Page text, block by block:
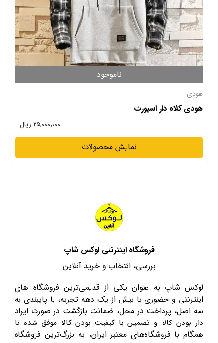
ناموجود
هودی
هودی کلاه دار اسپورت
۲۵,۰۰۰,۰۰۰ ریال
نمایش محصولات
فروشگاه اینترنتی لوکس شاپ
بررسی، انتخاب و خرید آنلاین
لوکس شاپ به عنوان یکی از قدیمی‌ترین فروشگاه های
اینترنتی و حضوری با بیش از یک دهه تجربه، با پایبندی به
سه اصل، پرداخت در محل، ضمانت بازگشت در صورت ایراد
دار بودن کالا و تضمین با کیفیت بودن کالا موفق شده تا
همگام با فروشگاه‌های معتبر ایران، به بزرگ‌ترین فروشگاه